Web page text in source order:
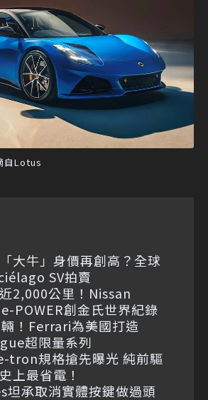
自Lotus
大牛」身價再創高？全球
SV拍賣
2,000公里！Nissan
POWER創金氏世界紀錄
！Ferrari為美國打造
超限量系列
tron規格搶先曝光 純前驅
上最省電！
坦承取消實體按鍵做過頭